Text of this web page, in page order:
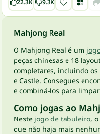
22.3K 9.3K
Mahjong Real
O Mahjong Real é um
peças chinesas e 18
completares, incluindo os
e Castle. Consegues
e combiná-los para
Como jogas ao
Neste jogo de tabuleiro,
que não haja mais